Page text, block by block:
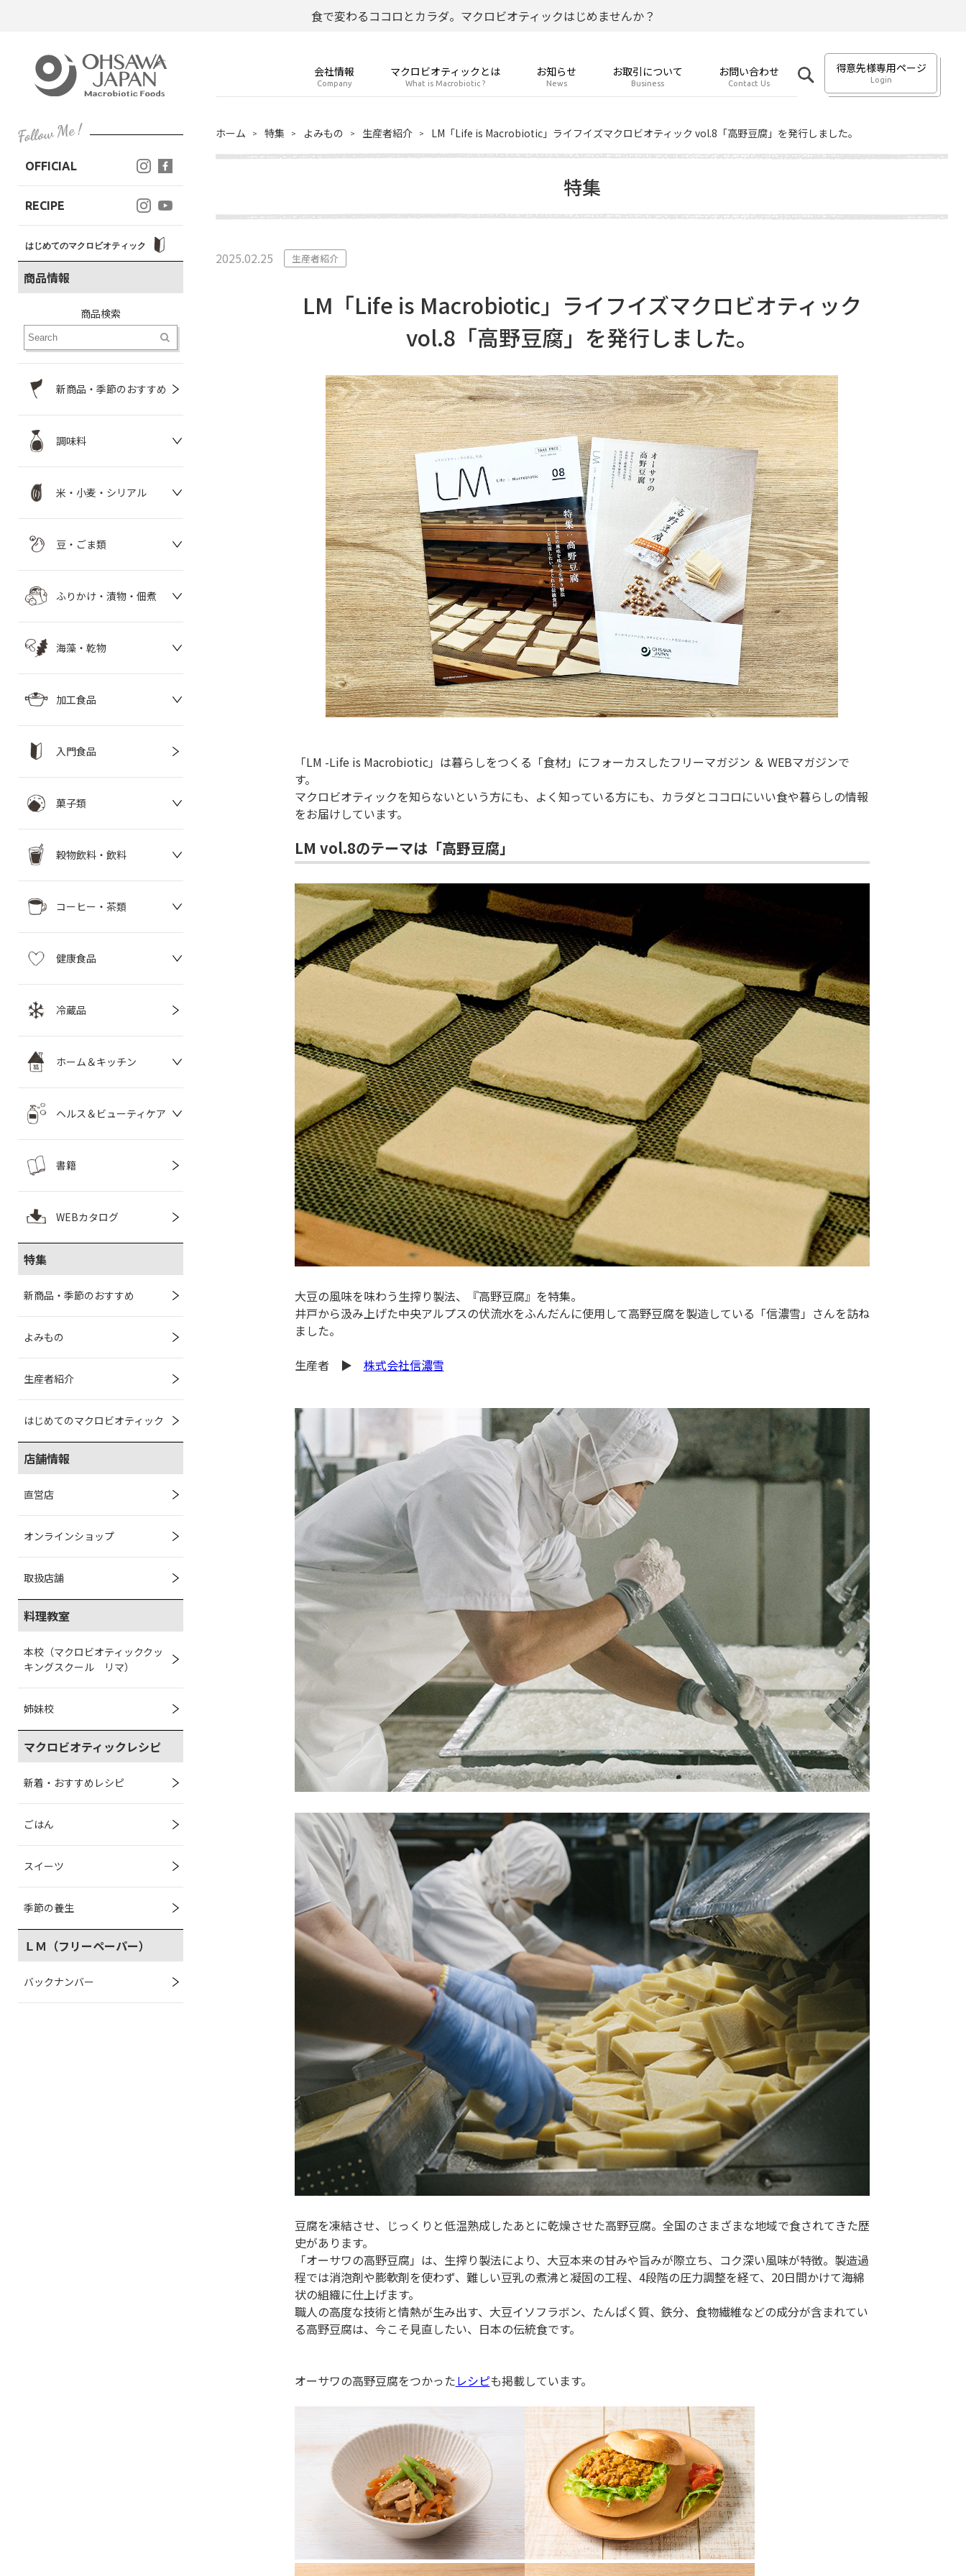
食で変わるココロとカラダ。マクロビオティックはじめませんか？
会社情報
Company
マクロビオティックとは
What is Macrobiotic ?
お知らせ
News
お取引について
Business
お問い合わせ
Contact Us
得意先様専用ページ
Login
OFFICIAL
RECIPE
はじめてのマクロビオティック
商品情報
商品検索
新商品・季節のおすすめ
調味料
米・小麦・シリアル
豆・ごま類
ふりかけ・漬物・佃煮
海藻・乾物
加工食品
入門食品
菓子類
穀物飲料・飲料
コーヒー・茶類
健康食品
冷蔵品
ホーム＆キッチン
ヘルス＆ビューティケア
書籍
WEBカタログ
特集
新商品・季節のおすすめ
よみもの
生産者紹介
はじめてのマクロビオティック
店舗情報
直営店
オンラインショップ
取扱店舗
料理教室
本校（マクロビオティッククッ
キングスクール リマ）
姉妹校
マクロビオティックレシピ
新着・おすすめレシピ
ごはん
スイーツ
季節の養生
ＬＭ（フリーペーパー）
バックナンバー
ホーム 特集 よみもの 生産者紹介 LM「Life is Macrobiotic」ライフイズマクロビオティック vol.8「高野豆腐」を発行しました。
特集
2025.02.25 生産者紹介
LM「Life is Macrobiotic」ライフイズマクロビオティック
vol.8「高野豆腐」を発行しました。
「LM -Life is Macrobiotic」は暮らしをつくる「食材」にフォーカスしたフリーマガジン ＆ WEBマガジンで
す。
マクロビオティックを知らないという方にも、よく知っている方にも、カラダとココロにいい食や暮らしの情報
をお届けしています。
LM vol.8のテーマは「高野豆腐」
大豆の風味を味わう生搾り製法、『高野豆腐』を特集。
井戸から汲み上げた中央アルプスの伏流水をふんだんに使用して高野豆腐を製造している「信濃雪」さんを訪ね
ました。
生産者 ▶ 株式会社信濃雪
豆腐を凍結させ、じっくりと低温熟成したあとに乾燥させた高野豆腐。全国のさまざまな地域で食されてきた歴
史があります。
「オーサワの高野豆腐」は、生搾り製法により、大豆本来の甘みや旨みが際立ち、コク深い風味が特徴。製造過
程では消泡剤や膨軟剤を使わず、難しい豆乳の煮沸と凝固の工程、4段階の圧力調整を経て、20日間かけて海綿
状の組織に仕上げます。
職人の高度な技術と情熱が生み出す、大豆イソフラボン、たんぱく質、鉄分、食物繊維などの成分が含まれてい
る高野豆腐は、今こそ見直したい、日本の伝統食です。
オーサワの高野豆腐をつかったレシピも掲載しています。